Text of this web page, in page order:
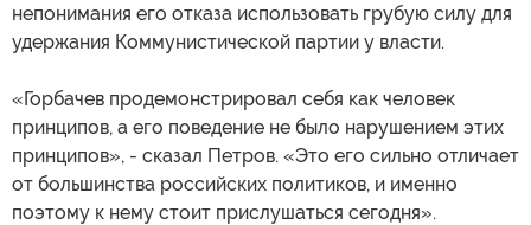
непонимания его отказа использовать грубую силу для
удержания Коммунистической партии у власти.
«Горбачев продемонстрировал себя как человек
принципов, а его поведение не было нарушением этих
принципов», - сказал Петров. «Это его сильно отличает
от большинства российских политиков, и именно
поэтому к нему стоит прислушаться сегодня».